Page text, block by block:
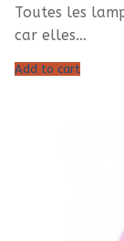
Toutes les
car elles…
Add to cart